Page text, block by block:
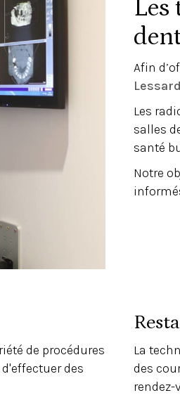
Les
Afin
Lessard
Les
salles
santé
Notre
de procédures
des
La
des
rendez-